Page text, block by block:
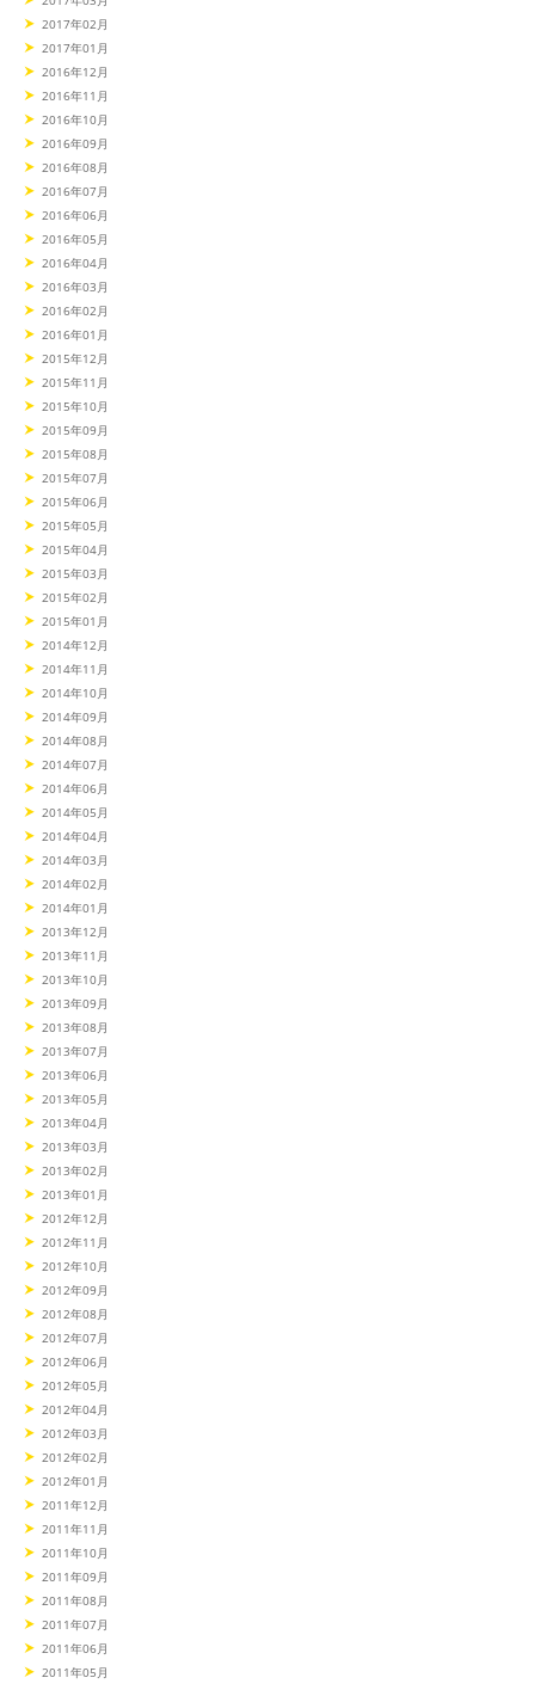
2017年02月
2017年01月
2016年12月
2016年11月
2016年10月
2016年09月
2016年08月
2016年07月
2016年06月
2016年05月
2016年04月
2016年03月
2016年02月
2016年01月
2015年12月
2015年11月
2015年10月
2015年09月
2015年08月
2015年07月
2015年06月
2015年05月
2015年04月
2015年03月
2015年02月
2015年01月
2014年12月
2014年11月
2014年10月
2014年09月
2014年08月
2014年07月
2014年06月
2014年05月
2014年04月
2014年03月
2014年02月
2014年01月
2013年12月
2013年11月
2013年10月
2013年09月
2013年08月
2013年07月
2013年06月
2013年05月
2013年04月
2013年03月
2013年02月
2013年01月
2012年12月
2012年11月
2012年10月
2012年09月
2012年08月
2012年07月
2012年06月
2012年05月
2012年04月
2012年03月
2012年02月
2012年01月
2011年12月
2011年11月
2011年10月
2011年09月
2011年08月
2011年07月
2011年06月
2011年05月